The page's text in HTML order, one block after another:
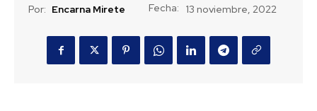
Por: Encarna Mirete Fecha: 13 noviembre, 2022